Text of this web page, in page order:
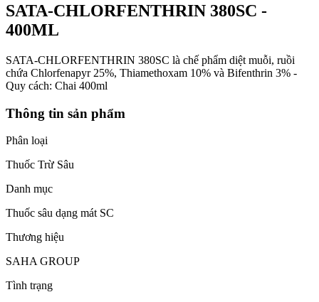
SATA-CHLORFENTHRIN 380SC -
400ML
SATA-CHLORFENTHRIN 380SC là chế phẩm diệt muỗi, ruồi
chứa Chlorfenapyr 25%, Thiamethoxam 10% và Bifenthrin 3% -
Quy cách: Chai 400ml
Thông tin sản phẩm
Phân loại
Thuốc Trừ Sâu
Danh mục
Thuốc sâu dạng mát SC
Thương hiệu
SAHA GROUP
Tình trạng